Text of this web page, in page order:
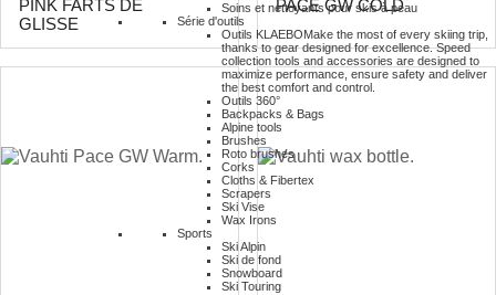
Soins et nettoyants pour skis à peau
Série d'outils
Outils KLAEBOMake the most of every skiing trip,
thanks to gear designed for excellence. Speed
collection tools and accessories are designed to
maximize performance, ensure safety and deliver
the best comfort and control.
Outils 360°
Backpacks & Bags
Alpine tools
Brushes
Roto brushes
Corks
Cloths & Fibertex
Scrapers
Ski Vise
Wax Irons
Sports
Ski Alpin
Ski de fond
Snowboard
Ski Touring
PINK FARTS DE
GLISSE
PACE GW COLD